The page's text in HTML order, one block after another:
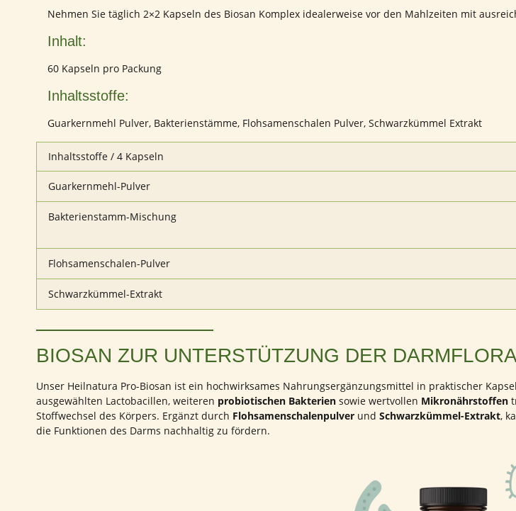
Nehmen Sie täglich 2×2 Kapseln des Biosan Komplex idealerweise vor den Mahlzeiten mit
Inhalt:
60 Kapseln pro Packung
Inhaltsstoffe:
Guarkernmehl Pulver, Bakterienstämme, Flohsamenschalen Pulver, Schwarzkümmel Extrakt
Inhaltsstoffe / 4 Kapseln
Guarkernmehl-Pulver
Bakterienstamm-Mischung
Flohsamenschalen-Pulver
Schwarzkümmel-Extrakt
BIOSAN ZUR UNTERSTÜTZUNG DER DARMFLORA
Unser Heilnatura Pro-Biosan ist ein hochwirksames Nahrungsergänzungsmittel in praktischer
ausgewählten Lactobacillen, weiteren probiotischen Bakteriensowie wertvollen Mikronährstoffen
Stoffwechsel des Körpers. Ergänzt durch Flohsamenschalenpulver und Schwarzkümmel-Extrakt,
die Funktionen des Darms nachhaltig zu fördern.